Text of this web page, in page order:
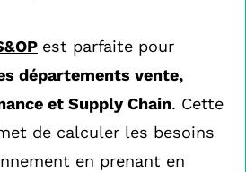
est parfaite pour
départements vente,
et Supply Chain. Cette
de calculer les besoins
en prenant en